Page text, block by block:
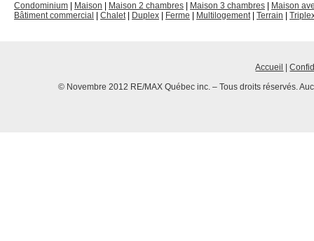
Condominium Maison Maison 2 chambres Maison 3 chambres
Maison
Bâtiment commercial
Chalet| Duplex Ferme Multilogement| Terrain
Accueil |
© Novembre 2012 RE/MAX Québec inc. – Tous droits réservés.